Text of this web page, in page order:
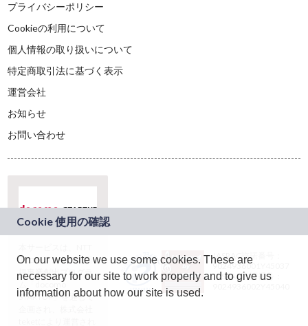
プライバシーポリシー
Cookieの利用について
個人情報の取り扱いについて
特定商取引法に基づく表示
運営会社
お知らせ
お問い合わせ
ドコモグループの新
規事業創出プログラ
ム「docomo
STARTUP」を通じて
JASRAC許諾番号：
9024936001Y45037
JASRAC許諾番号：
On our website we use some cookies. These are
necessary for our site to work properly and to give us
information about how our site is used.